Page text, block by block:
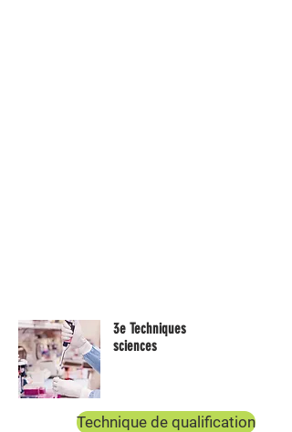
3e Techniques
sciences
Technique de qualification